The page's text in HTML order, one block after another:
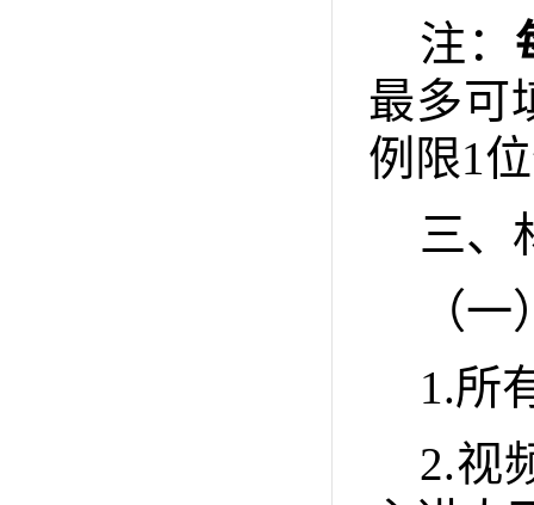
注：
最多可
例限1
三、
（
1.所
2.视